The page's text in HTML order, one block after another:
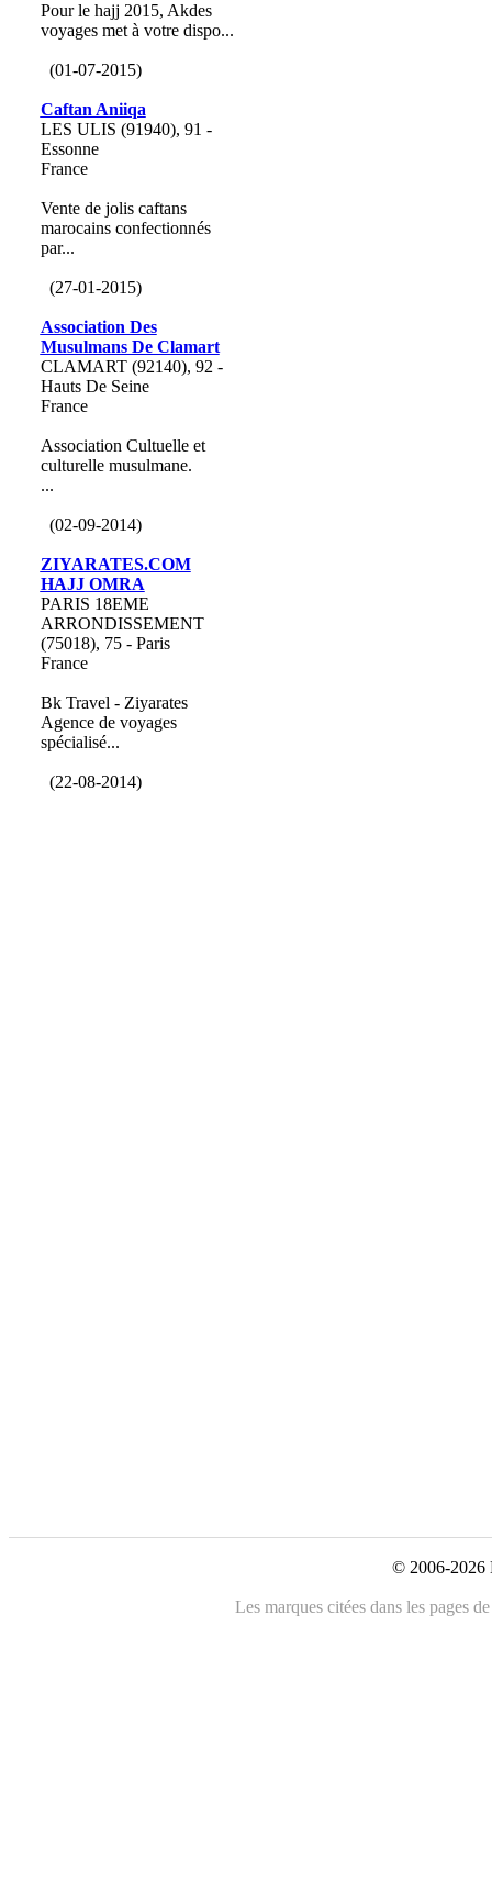
Pour le hajj 2015, Akdes
voyages met à votre dispo...
(01-07-2015)
Caftan Aniiqa
LES ULIS (91940), 91 -
Essonne
France
Vente de jolis caftans
marocains confectionnés
par...
(27-01-2015)
Association Des
Musulmans De Clamart
CLAMART (92140), 92 -
Hauts De Seine
France
Association Cultuelle et
culturelle musulmane.
...
(02-09-2014)
ZIYARATES.COM
HAJJ OMRA
PARIS 18EME
ARRONDISSEMENT
(75018), 75 - Paris
France
Bk Travel - Ziyarates
Agence de voyages
spécialisé...
(22-08-2014)
© 2006-2026
Les marques citées dans les pages